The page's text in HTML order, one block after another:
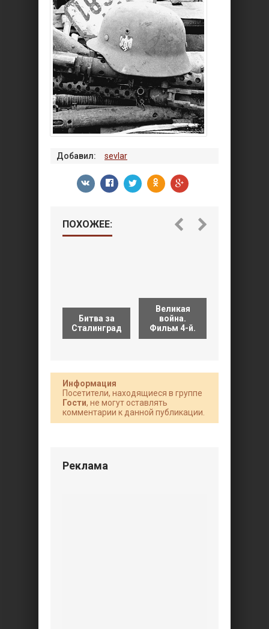
Добавил: sevlar
ПОХОЖЕЕ:
Битва за
Сталинград
Великая
война.
Фильм 4-й.
Информация
Посетители, находящиеся в группе
Гости, не могут оставлять
комментарии к данной публикации.
Реклама